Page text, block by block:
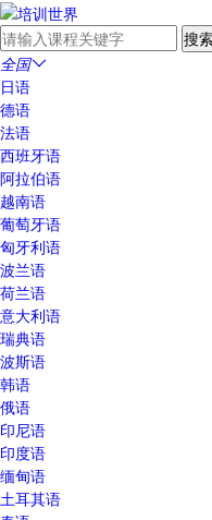
全国
日语
德语
法语
西班牙语
阿拉伯语
越南语
葡萄牙语
匈牙利语
波兰语
荷兰语
意大利语
瑞典语
波斯语
韩语
俄语
印尼语
印度语
缅甸语
土耳其语